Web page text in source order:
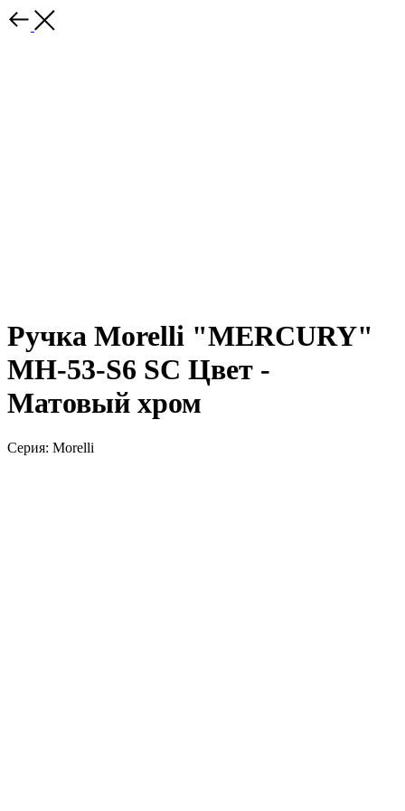
Ручка Morelli "MERCURY"
MH-53-S6 SC Цвет -
Матовый хром
Серия: Morelli